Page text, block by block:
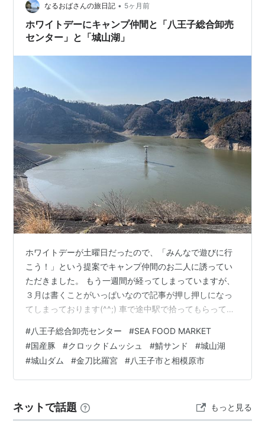
なるおばさんの旅日記 • 5ヶ月前
ホワイトデーにキャンプ仲間と「八王子総合卸売
センター」と「城山湖」
ホワイトデーが土曜日だったので、「みんなで遊びに行
こう！」という提案でキャンプ仲間のお二人に誘ってい
ただきました。 もう一週間が経ってしまっていますが、
３月は書くことがいっぱいなので記事が押し押しになっ
てしまっております(^^;) 車で途中駅で拾ってもらってお
いう市場？で、本当は朝早く行けばとっても有意義な市
場らしいのです。 ↑ ここでランチ？？ってビックリ👀で
した！ 着いたのはお昼過ぎだったのですが、それでもお
肉やお米を買っちゃいましたが、本当の目的はランチで
ちにとってはその雰囲気もお値段も…
#八王子総合卸売センター #SEA FOOD MARKET
#国産豚 #クロックドムッシュ #鯖サンド #城山湖
#城山ダム #金刀比羅宮 #八王子市と相模原市
ネットで話題 もっと見る